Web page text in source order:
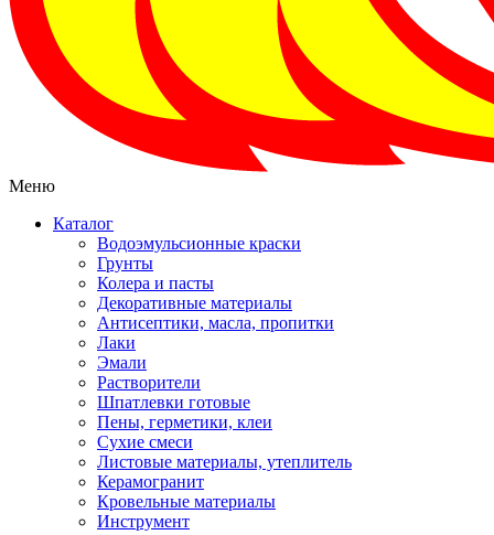
Меню
Каталог
Водоэмульсионные краски
Грунты
Колера и пасты
Декоративные материалы
Антисептики, масла, пропитки
Лаки
Эмали
Растворители
Шпатлевки готовые
Пены, герметики, клеи
Сухие смеси
Листовые материалы, утеплитель
Керамогранит
Кровельные материалы
Инструмент